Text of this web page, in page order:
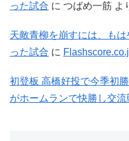
った試合 に つばめ一筋 よ
天敵青柳を崩すには、も
った試合 に
初登板 高橋好投で今季初
がホームランで快勝し交